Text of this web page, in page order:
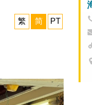
繁 简 PT